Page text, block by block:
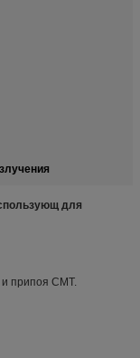
для
и припоя СМТ.